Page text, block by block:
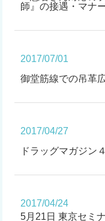
師』の接遇・マナ
2017/07/01
御堂筋線での吊革
2017/04/27
ドラッグマガジン
2017/04/24
5月21日 東京セミ